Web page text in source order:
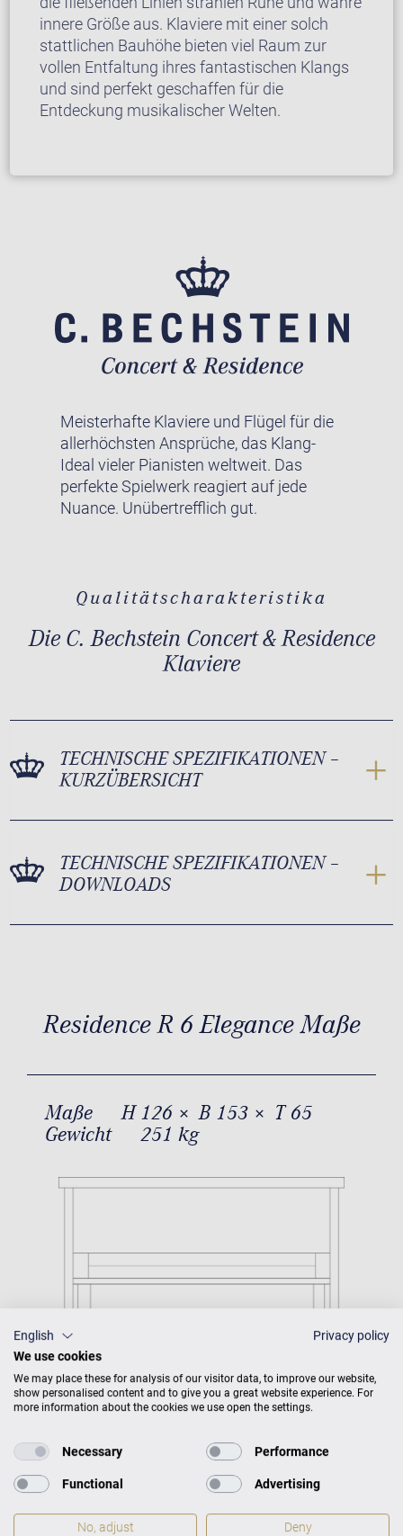
innere Größe aus. Klaviere mit einer solch
stattlichen Bauhöhe bieten viel Raum zur
vollen Entfaltung ihres fantastischen Klangs
und sind perfekt geschaffen für die
Entdeckung musikalischer Welten.
Meisterhafte Klaviere und Flügel für die
allerhöchsten Ansprüche, das Klang-
Ideal vieler Pianisten weltweit. Das
perfekte Spielwerk reagiert auf jede
Nuance. Unübertrefflich gut.
Qualitätscharakteristika
Die C. Bechstein Concert & Residence
Klaviere
TECHNISCHE SPEZIFIKATIONEN –
KURZÜBERSICHT
TECHNISCHE SPEZIFIKATIONEN –
DOWNLOADS
Residence R 6 Elegance Maße
Maße
H 126 × B 153 × T 65
Gewicht
251 kg
C. Bechstein Connect
integriert
English
Privacy policy
We use cookies
We may place these for analysis of our visitor data, to improve our website,
show personalised content and to give you a great website experience. For
more information about the cookies we use open the settings.
Necessary Performance
Functional Advertising
No, adjust Deny